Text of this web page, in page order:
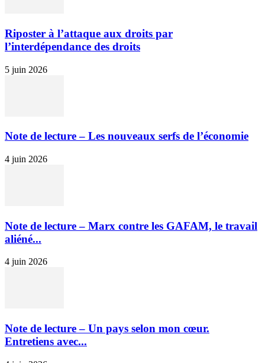
Riposter à l’attaque aux droits par
l’interdépendance des droits
5 juin 2026
Note de lecture – Les nouveaux serfs de l’économie
4 juin 2026
Note de lecture – Marx contre les GAFAM, le travail
aliéné...
4 juin 2026
Note de lecture – Un pays selon mon cœur.
Entretiens avec...